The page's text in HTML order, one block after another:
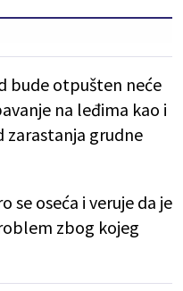
bude otpušten neće
na leđima kao i
zarastanja grudne
se oseća i veruje da je
zbog kojeg